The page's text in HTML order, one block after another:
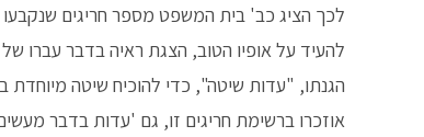
לכך הציג כב' בית המשפט מספר חריגים
להעיד על אופיו הטוב, הצגת ראיה בדבר עברו
אוזכרו ברשימת חריגים זו, גם 'עדות בדבר